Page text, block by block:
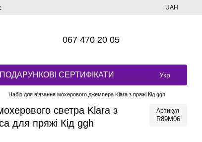
UAH
067 470 20 05
ПОДАРУНКОВІ СЕРТИФІКАТИ Укр
Набір для в'язання мохерового джемпера Klara з пряжі Кід ggh
светра Klara з
для пряжі Кід ggh
Артикул
R89M06